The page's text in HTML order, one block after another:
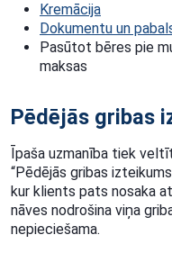
Kremācija
Dokumentu un
Pasūtot bēres pie
maksas
Pēdējās gribas
Īpaša uzmanība tiek
“Pēdējās gribas
kur klients pats nosaka
nāves nodrošina viņa
nepieciešama.